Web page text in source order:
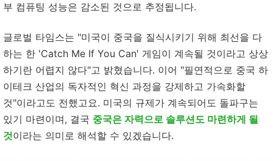
부 컴퓨팅 성능은 감소된 것으로 추정됩니다.
글로벌 타임스는 "미국이 중국을 질식시키기 위해 최선을 다
하는 한 'Catch Me If You Can' 게임이 계속될 것이라고 상상
하기란 어렵지 않다"고 밝혔습니다. 이어 "필연적으로 중국 하
이테크 산업의 독자적인 혁신 과정을 강제하고 가속화할
것"이라고도 전했고요. 미국의 규제가 계속되어도 돌파구는
있기 마련이며, 결국 중국은 자력으로 솔루션도 마련하게 될
것이라는 의미로 해석할 수 있겠습니다.